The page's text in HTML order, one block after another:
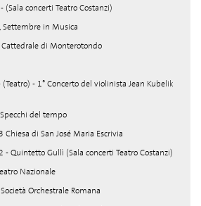
concerti Teatro Costanzi)
in Musica
di Monterotondo
- 1° Concerto del violinista Jean Kubelik
del tempo
di San José Maria Escrivia
Quintetto Gullì (Sala concerti Teatro Costanzi)
Nazionale
Orchestrale Romana